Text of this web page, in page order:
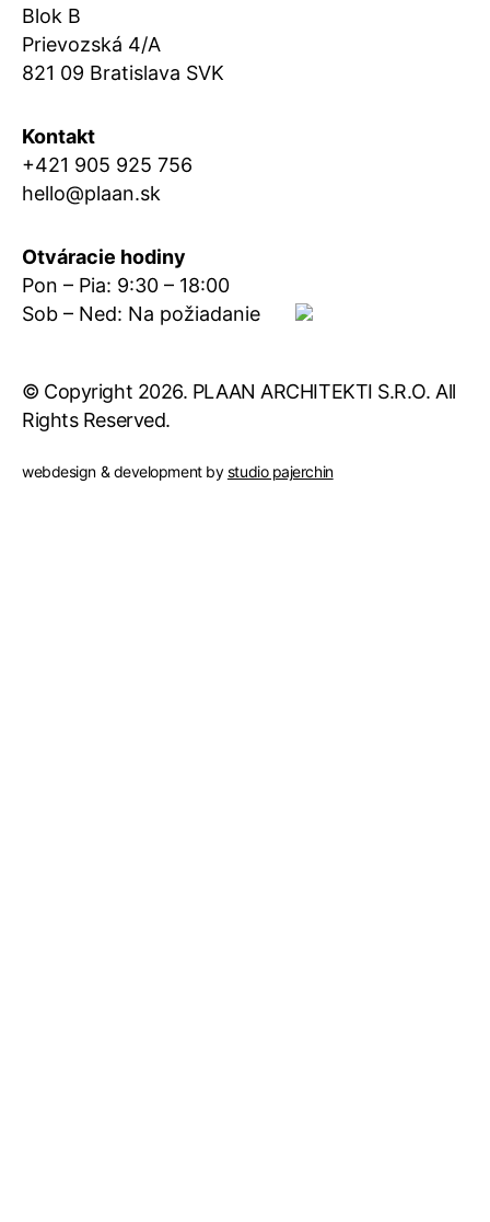
Blok B
Prievozská 4/A
821 09 Bratislava SVK
Kontakt
+421 905 925 756
hello@plaan.sk
Otváracie hodiny
Pon – Pia: 9:30 – 18:00
Sob – Ned: Na požiadanie
© Copyright 2026. PLAAN ARCHITEKTI S.R.O. All
Rights Reserved.
webdesign & development bystudio pajerchin